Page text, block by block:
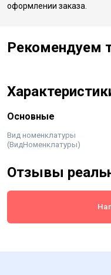
оформлении заказа.
Рекомендуем
Основные
Вид номенклатуры
(ВидНоменклатуры)
Отзывы